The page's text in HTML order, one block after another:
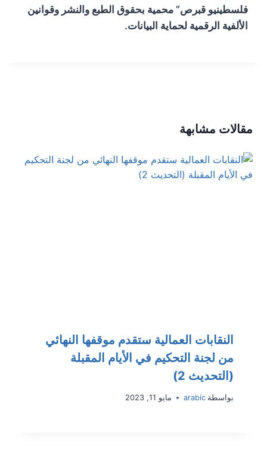
فلسطينيو قبرص” محمية بحقوق الطبع والنشر وقوانين
الألفية الرقمية لحماية البيانات.
مقالات مشابهة
النقابات العمالية ستقدم موقفها النهائي
من لجنة التحكيم في الأيام المقبلة
(التحديث 2)
بواسطة arabic مايو 11, 2023